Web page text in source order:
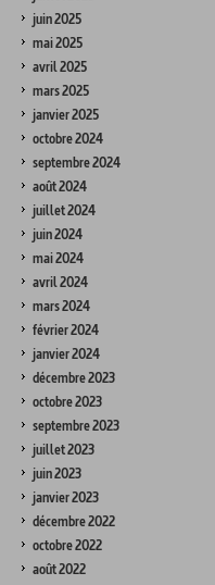
juin 2025
mai 2025
avril 2025
mars 2025
janvier 2025
octobre 2024
septembre 2024
août 2024
juillet 2024
juin 2024
mai 2024
avril 2024
mars 2024
février 2024
janvier 2024
décembre 2023
octobre 2023
septembre 2023
juillet 2023
juin 2023
janvier 2023
décembre 2022
octobre 2022
août 2022